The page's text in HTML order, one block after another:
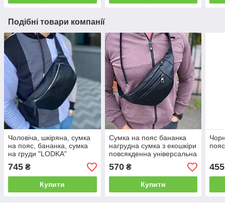
Подібні товари компанії
Чоловіча, шкіряна, сумка
на пояс, бананка, сумка
на груди "LODKA"
745 ₴
Купити
Сумка на пояс бананка
нагрудна сумка з екошкіри
повсякденна універсальна
стильна якість містка
570₴
Купити
455